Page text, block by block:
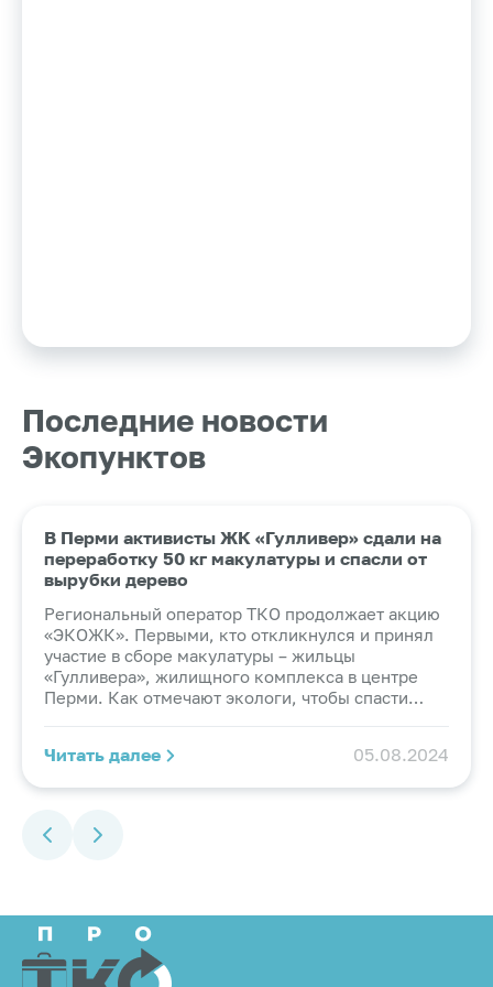
Последние новости
Экопунктов
В Перми активисты ЖК «Гулливер» сдали на
переработку 50 кг макулатуры и спасли от
вырубки дерево
Региональный оператор ТКО продолжает акцию
«ЭКОЖК». Первыми, кто откликнулся и принял
участие в сборе макулатуры – жильцы
«Гулливера», жилищного комплекса в центре
Перми. Как отмечают экологи, чтобы спасти
норму выполнили – собрали без малого 50
даже не нужно было выходить из дома,
достаточно было оставить накопленное
https://vk.com/ecopointperm, указав номер
дома, квартиры, этаж и примерный объем
макулатуры. Сотрудники Экопункта АО «ПРО
Читать далее 05.08.2024